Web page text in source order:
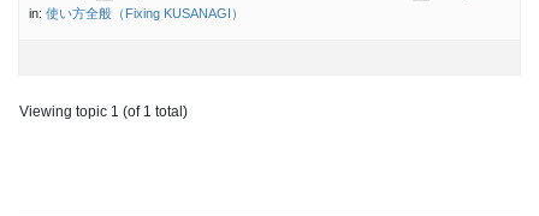
in: 使い方全般（Fixing KUSANAGI）
Viewing topic 1 (of 1 total)